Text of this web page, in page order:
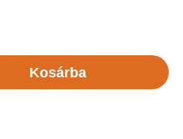
Kosárba